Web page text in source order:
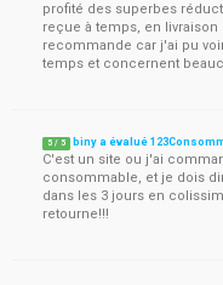
profité des superbes
reçue à temps, en
recommande car j'ai pu
temps et concernent
5 / 5 biny a évalué
C'est un site ou j'ai
consommable, et je dois
dans les 3 jours en
retourne!!!